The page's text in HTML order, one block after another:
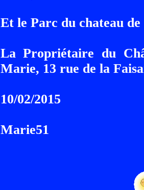
Et le Parc du chateau
La Propriétaire du
Marie, 13 rue de la
10/02/2015
Marie51